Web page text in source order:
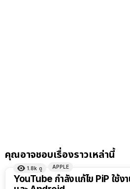
คุณอาจชอบเรื่องราวเหล่านี้
1.8k ดู APPLE
YouTube กำลังแก้ไข PiP ใช้ง